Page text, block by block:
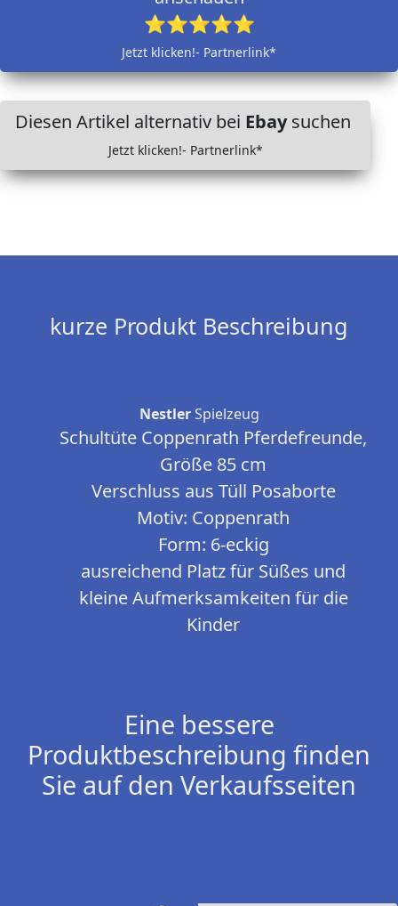
⭐⭐⭐⭐⭐
Jetzt klicken!- Partnerlink*
Diesen Artikel alternativ bei Ebaysuchen
Jetzt klicken!- Partnerlink*
kurze Produkt Beschreibung
NestlerSpielzeug
Schultüte Coppenrath Pferdefreunde,
Größe 85 cm
Verschluss aus Tüll Posaborte
Motiv: Coppenrath
Form: 6-eckig
ausreichend Platz für Süßes und
kleine Aufmerksamkeiten für die
Kinder
Eine bessere
Produktbeschreibung finden
Sie auf den Verkaufsseiten